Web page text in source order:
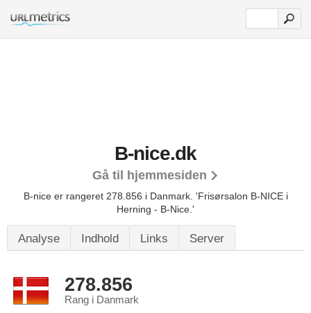
B-nice.dk
Gå til hjemmesiden
B-nice er rangeret 278.856 i Danmark. 'Frisørsalon B-NICE i
Herning - B-Nice.'
Analyse Indhold Links Server
278.856
Rang i Danmark